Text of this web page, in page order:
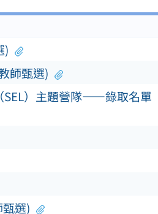
)
師甄選)
SEL）主題營隊——錄取名單
選)